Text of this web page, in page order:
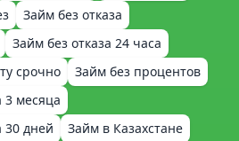
Займ без отказа
Займ без отказа 24 часа
срочно
Займ без процентов
3 месяца
30 дней
Займ в Казахстане